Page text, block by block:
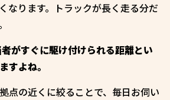
なります。トラックが長く走る分だ
がすぐに駆け付けられる距離とい
すよね。
点の近くに絞ることで、毎日お伺い